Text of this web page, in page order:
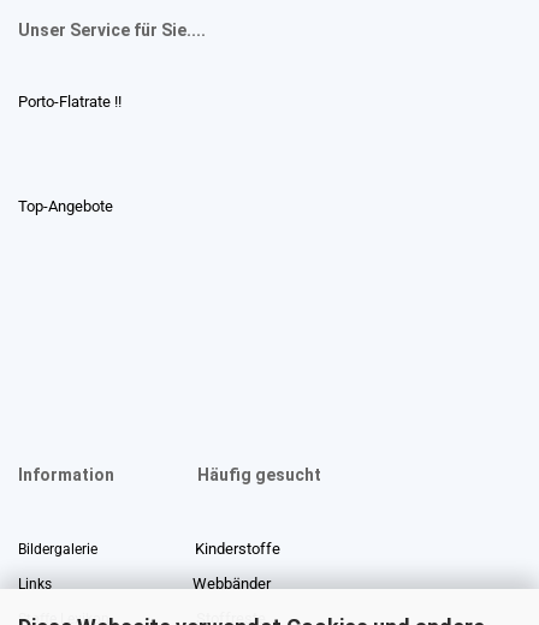
Unser Service für Sie....
Porto-Flatrate !!
Top-Angebote
Information Häufig gesucht
Bildergalerie Kinderstoffe
Links Webbänder
Stoffe Lexikon Stoffreste